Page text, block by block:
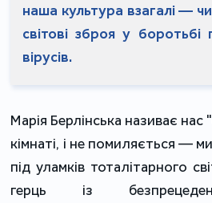
наша культура взагалі —
світові зброя у боротьбі
вірусів.
Марія Берлінська називає
кімнаті, і не помиляється —
під уламків тоталітарного
герць із